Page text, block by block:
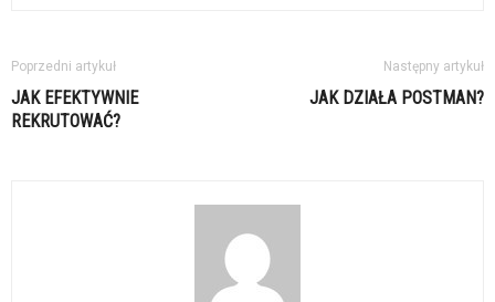
Poprzedni artykuł
JAK EFEKTYWNIE
REKRUTOWAĆ?
Następny artykuł
JAK DZIAŁA POSTMAN?